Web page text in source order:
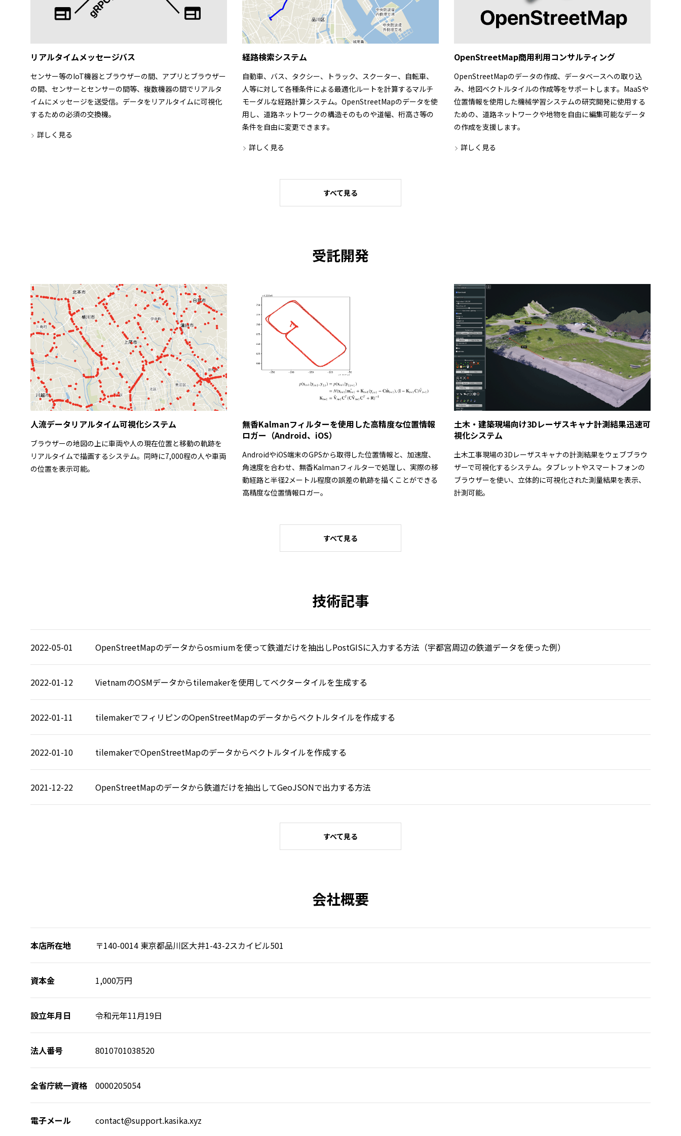
リアルタイムメッセージバス
センサー等のIoT機器とブラウザーの間、アプリとブラウザー
の間、センサーとセンサーの間等、複数機器の間でリアルタ
イムにメッセージを送受信。データをリアルタイムに可視化
するための必須の交換機。
詳しく見る
経路検索システム
自動車、バス、タクシー、トラック、スクーター、自転車、
人等に対して各種条件による最適化ルートを計算するマルチ
モーダルな経路計算システム。OpenStreetMapのデータを使
用し、道路ネットワークの構造そのものや道幅、桁高さ等の
条件を自由に変更できます。
詳しく見る
OpenStreetMap商用利用コンサルティング
OpenStreetMapのデータの作成、データベースへの取り込
み、地図ベクトルタイルの作成等をサポートします。MaaSや
位置情報を使用した機械学習システムの研究開発に使用する
ための、道路ネットワークや地物を自由に編集可能なデータ
の作成を支援します。
詳しく見る
すべて見る
受託開発
人流データリアルタイム可視化システム
ブラウザーの地図の上に車両や人の現在位置と移動の軌跡を
リアルタイムで描画するシステム。同時に7,000程の人や車両
の位置を表示可能。
無香Kalmanフィルターを使用した高精度な位置情報
ロガー（Android、iOS）
AndroidやiOS端末のGPSから取得した位置情報と、加速度、
角速度を合わせ、無香Kalmanフィルターで処理し、実際の移
動経路と半径2メートル程度の誤差の軌跡を描くことができる
高精度な位置情報ロガー。
土木・建築現場向け3Dレーザスキャナ計測結果迅速可
視化システム
土木工事現場の3Dレーザスキャナの計測結果をウェブブラウ
ザーで可視化するシステム。タブレットやスマートフォンの
ブラウザーを使い、立体的に可視化された測量結果を表示、
計測可能。
すべて見る
技術記事
OpenStreetMapのデータからosmiumを使って鉄道だけを抽出しPostGISに入力する方法（宇都宮周辺の鉄道データを使った例）
2022-05-01
VietnamのOSMデータからtilemakerを使用してベクタータイルを生成する
2022-01-12
tilemakerでフィリピンのOpenStreetMapのデータからベクトルタイルを作成する
2022-01-11
tilemakerでOpenStreetMapのデータからベクトルタイルを作成する
2022-01-10
OpenStreetMapのデータから鉄道だけを抽出してGeoJSONで出力する方法
2021-12-22
すべて見る
会社概要
本店所在地 〒140-0014 東京都品川区大井1-43-2スカイビル501
資本金 1,000万円
設立年月日 令和元年11月19日
法人番号 8010701038520
全省庁統一資格 0000205054
電子メール contact@support.kasika.xyz